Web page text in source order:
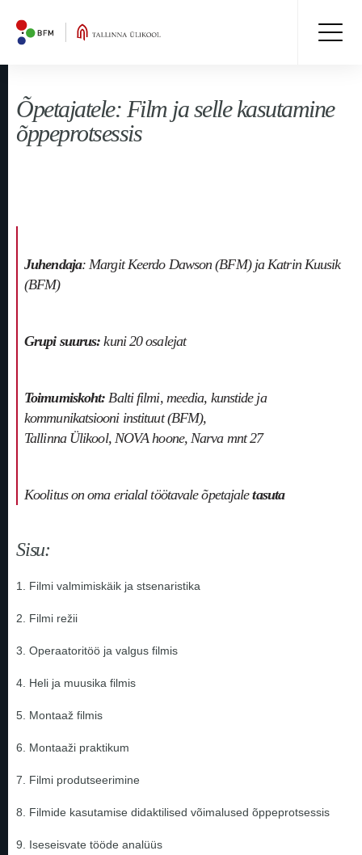
Õpetajatele: Film ja selle kasutamine
õppeprotsessis
Juhendaja: Margit Keerdo Dawson (BFM) ja Katrin Kuusik
(BFM)
Grupi suurus: kuni 20 osalejat
Toimumiskoht: Balti filmi, meedia, kunstide ja
kommunikatsiooni instituut (BFM),
Tallinna Ülikool, NOVA hoone, Narva mnt 27
Koolitus on oma erialal töötavale õpetajaletasuta
Sisu:
1. Filmi valmimiskäik ja stsenaristika
2. Filmi režii
3. Operaatoritöö ja valgus filmis
4. Heli ja muusika filmis
5. Montaaž filmis
6. Montaaži praktikum
7. Filmi produtseerimine
8. Filmide kasutamise didaktilised võimalused õppeprotsessis
9. Iseseisvate tööde analüüs